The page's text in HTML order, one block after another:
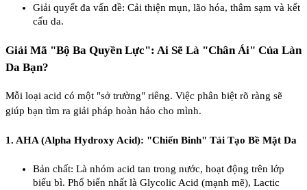
Giải quyết đa vấn đề: Cải thiện mụn, lão hóa, thâm sạm và kết
cấu da.
Giải Mã "Bộ Ba Quyền Lực": Ai Sẽ Là "Chân Ái" Của Làn
Da Bạn?
Mỗi loại acid có một "sở trường" riêng. Việc phân biệt rõ ràng sẽ
giúp bạn tìm ra giải pháp hoàn hảo cho mình.
1. AHA (Alpha Hydroxy Acid): "Chiến Binh" Tái Tạo Bề Mặt Da
Bản chất: Là nhóm acid tan trong nước, hoạt động trên lớp
biểu bì. Phổ biến nhất là Glycolic Acid (mạnh mẽ), Lactic